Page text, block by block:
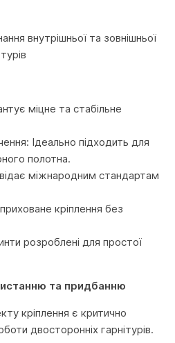
внутрішньої та зовнішньої
міцне та стабільне
Ідеально підходить для
полотна.
міжнародним стандартам
кріплення без
розроблені для простої
та придбанню
кріплення є критично
двосторонніх гарнітурів.